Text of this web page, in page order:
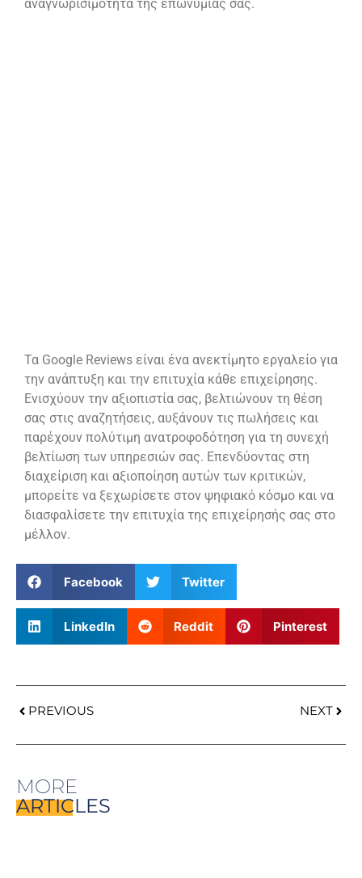
αναγνωρισιμότητα της επωνυμίας σας.
Τα Google Reviews είναι ένα ανεκτίμητο εργαλείο για
την ανάπτυξη και την επιτυχία κάθε επιχείρησης.
Ενισχύουν την αξιοπιστία σας, βελτιώνουν τη θέση
σας στις αναζητήσεις, αυξάνουν τις πωλήσεις και
παρέχουν πολύτιμη ανατροφοδότηση για τη συνεχή
βελτίωση των υπηρεσιών σας. Επενδύοντας στη
διαχείριση και αξιοποίηση αυτών των κριτικών,
μπορείτε να ξεχωρίσετε στον ψηφιακό κόσμο και να
διασφαλίσετε την επιτυχία της επιχείρησής σας στο
μέλλον.
Facebook Twitter
LinkedIn Reddit Pinterest
PREVIOUS NEXT
MORE
ARTICLES